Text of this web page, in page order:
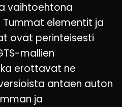
vaihtoehtona
elementit ja
ovat perinteisesti
mallien
erottavat ne
antaen auton
ja